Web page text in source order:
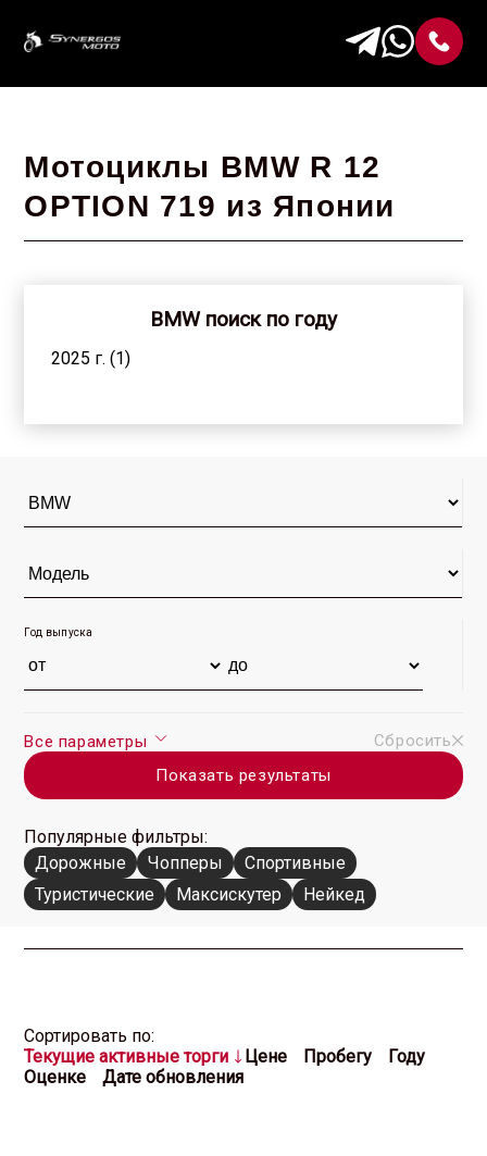
Мотоциклы BMW R 12
OPTION 719 из Японии
BMW поиск по году
2025 г. (1)
Год выпуска
Все параметры
Сбросить
Показать результаты
Популярные фильтры:
Дорожные
Чопперы
Спортивные
Туристические
Максискутер Нейкед
Cортировать по:
Текущие активные торги
Цене Пробегу
Году
Оценке
Дате обновления